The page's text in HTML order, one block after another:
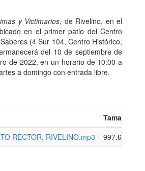
y Victimarios, de Rivelino, en el
en el primer patio del Centro
(4 Sur 104, Centro Histórico,
del 10 de septiembre de
de 2022, en un horario de 10:00 a
a domingo con entrada libre.
Tamaño
RECTOR. RIVELINO.mp3
997.63 KB